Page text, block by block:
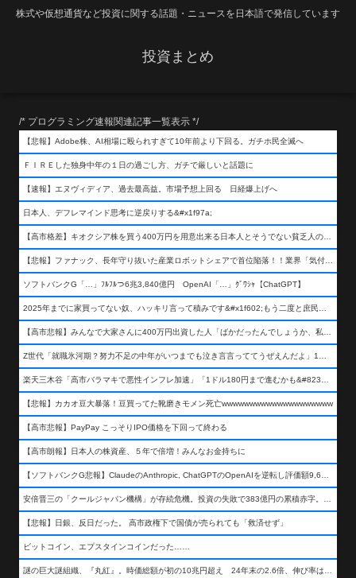
株式や仮想通貨など投資に関する話題・ニュースを日本語で発信しています
投資まとめ
/* プログラミング速報関連記事一覧表示 */
【悲報】Adobe株、AI相場に殴られすぎて10年前より下回る。ガチホ民全滅へ
ＦＩＲＥした独身中年の１日の過ごし方、ガチで厳しいと話題に
【速報】エヌヴィディア、過去最高益。市場予想上回る 日経爆上げへ
日本人、デフレマインド思考に逆戻りする&#x1f97a;
【高市格差】キオクシア株を買う400万円を用意出来る日本人とそうでない貧乏人の差が超広まるって事よ
【悲報】ファナック、長年守り抜いた産業ロボットシェアで首位陥落！！業界「気付いたら一気に抜かれていた…」
ソフトバンクG「…」ﾌﾙﾌﾙつ6兆3,840億円 OpenAI「…」ｸﾞﾜｼｬ【ChatGPT】
2025年までに家買ってない奴、ハッキリ言って積みです&#x1f602;もう二度と庶民が買える値段になりません&#x1f602;&#x1f602;&#x1f602;
【高市悲報】みんなで大家さんに400万円出資した人「ばかだったんでしょうか、私は&#x1f622;」
Z世代「就職氷河期？努力不足の中年がいつまでも泣き言言っててうぜえんだよ」1万いいね
楽天三木谷「高市バラマキで悪性インフレ加速」「1ドル180円まで進むかも&#8230;もう看過できない」
【悲報】カカオ豆大暴落！豆買ってた靴磨きモメン死亡wwwwwwwwwwwwwwwwwwww
【高市悲報】PayPay こっそりIPO価格を下回って終わる
【高市朗報】日本人の株資産、５年で倍増！みんなお金持ちに
【ソフトバンクG悲報】ClaudeのAnthropic, ChatGPTのOpenAIを逆転し評価額9,650億ドル (約154兆円) の世界一価値あるAI企業に……
安倍晋三の「クールジャパン機構」が存続危機。投資の失敗で383億円の累積赤字。2025年度決算も大赤字の可能性。責任の所在はウヤムヤ
【悲報】日銀、反日だった。 高市政権下で国債が売られても「救済せず」
ビットコイン、エプスタインコインだった……
謎の巨大謎組織、『丸紅』。時価総額が初の10兆円超え 24年末の2.6倍、伸び率は謎組織首位